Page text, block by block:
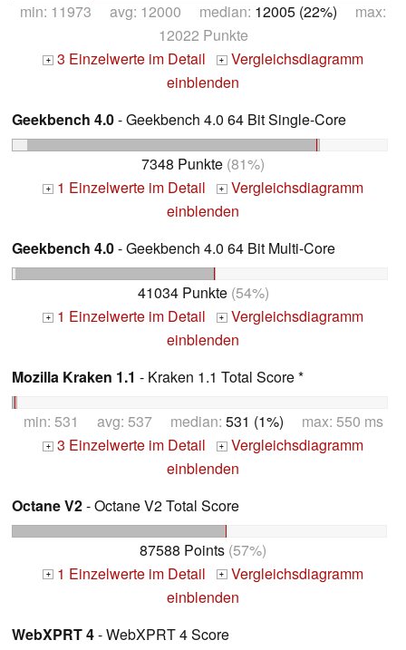
min: 11973 avg: 12000 median: 12005 (22%) max:
12022 Punkte
+ 3 Einzelwerte im Detail + Vergleichsdiagramm
einblenden
Geekbench 4.0- Geekbench 4.0 64 Bit Single-Core
7348 Punkte (81%)
+ 1 Einzelwerte im Detail + Vergleichsdiagramm
einblenden
Geekbench 4.0- Geekbench 4.0 64 Bit Multi-Core
41034 Punkte(54%)
+ 1 Einzelwerte im Detail + Vergleichsdiagramm
einblenden
Mozilla Kraken 1.1 - Kraken 1.1 Total Score *
min: 531 avg: 537 median: 531 (1%) max: 550 ms
+ 3 Einzelwerte im Detail + Vergleichsdiagramm
einblenden
Octane V2- Octane V2 Total Score
87588 Points (57%)
+ 1 Einzelwerte im Detail + Vergleichsdiagramm
einblenden
WebXPRT 4- WebXPRT 4 Score